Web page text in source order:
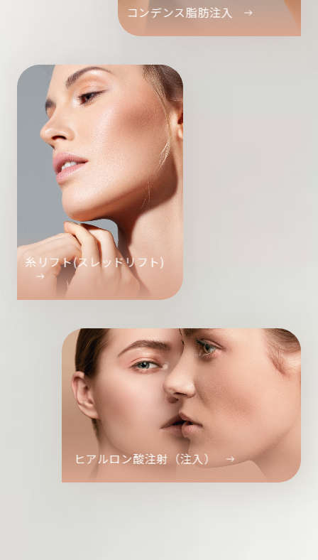
コンデンス脂肪注入
糸リフト(スレッドリフト)
ヒアルロン酸注射（注入）